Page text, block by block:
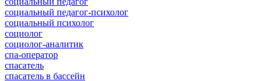
социальный педагог-психолог
социальный психолог
социолог
социолог-аналитик
спа-оператор
спасатель
спасатель в бассейн